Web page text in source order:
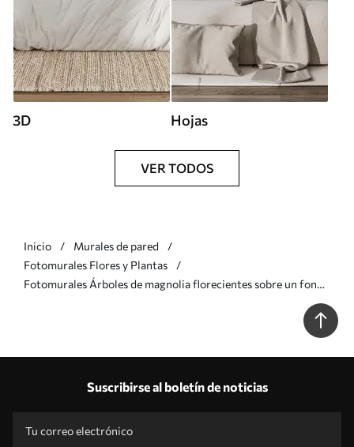
3D Hojas
VER TODOS
Inicio
Murales de pared
Fotomurales Flores y Plantas
Fotomurales Árboles de magnolia florecientes sobre un fondo
Suscribirse al boletín de noticias